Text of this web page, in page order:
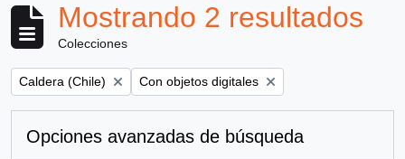
Mostrando 2 resultados
Colecciones
Remove filter:
Caldera (Chile) Remove filter:
Con objetos digitales
Opciones avanzadas de búsqueda